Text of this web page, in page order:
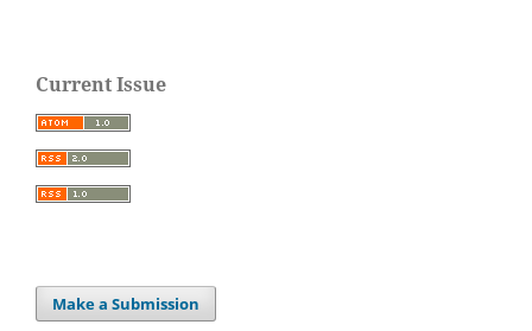
Current Issue
Make a Submission